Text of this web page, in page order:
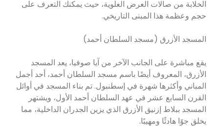
الخلابة من صالات العرض العلوية، حيث يمكنك التعرف على
حجم وعظمة هذا المبنى التاريخي.
المسجد الأزرق (مسجد السلطان أحمد)
يقع مباشرة على الجانب الآخر من آيا صوفيا، يعد المسجد
الأزرق، المعروف أيضًا باسم مسجد السلطان أحمد، أحد أجمل
المباني وأكثرها شهرة في إسطنبول. تم بناء المسجد في أوائل
القرن السابع عشر في عهد السلطان أحمد الأول، ويشتهر
المسجد ببلاط إزنيق الأزرق الذي يزين الجدران الداخلية، مما
يخلق جوًا هادئًا ومهيبًا.